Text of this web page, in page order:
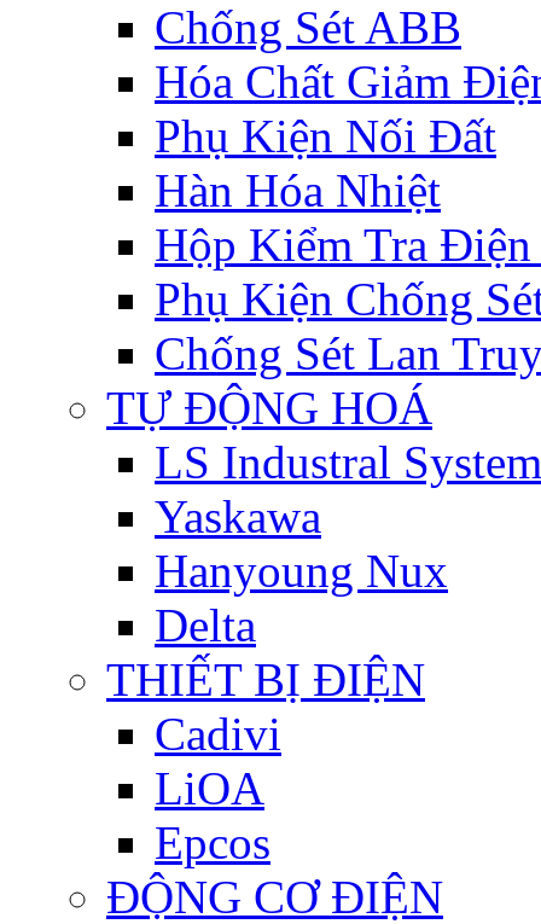
Chống Sét ABB
Hóa Chất Giảm
Phụ Kiện Nối Đất
Hàn Hóa Nhiệt
Hộp Kiểm Tra
Phụ Kiện Chống
Chống Sét Lan
TỰ ĐỘNG HOÁ
LS Industral
Yaskawa
Hanyoung Nux
Delta
THIẾT BỊ ĐIỆN
Cadivi
LiOA
Epcos
ĐỘNG CƠ ĐIỆN